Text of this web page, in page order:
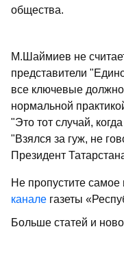
общества.
М.Шаймиев не
представители
все ключевые
нормальной
"Это тот случай,
"Взялся за гуж, не
Президент
Не пропустите самое
канале газеты
Больше статей и